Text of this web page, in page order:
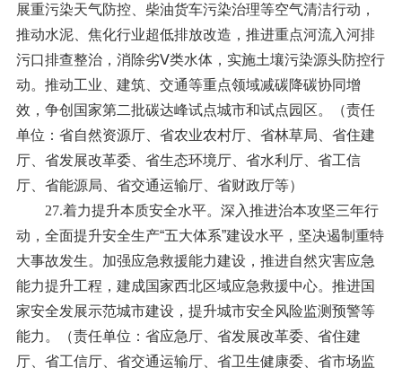
展重污染天气防控、柴油货车污染治理等空气清洁行动，
推动水泥、焦化行业超低排放改造，推进重点河流入河排
污口排查整治，消除劣Ⅴ类水体，实施土壤污染源头防控行
动。推动工业、建筑、交通等重点领域减碳降碳协同增
效，争创国家第二批碳达峰试点城市和试点园区。（责任
单位：省自然资源厅、省农业农村厅、省林草局、省住建
厅、省发展改革委、省生态环境厅、省水利厅、省工信
厅、省能源局、省交通运输厅、省财政厅等）
27.着力提升本质安全水平。 深入推进治本攻坚三年行
动，全面提升安全生产“五大体系”建设水平，坚决遏制重特
大事故发生。加强应急救援能力建设，推进自然灾害应急
能力提升工程，建成国家西北区域应急救援中心。推进国
家安全发展示范城市建设，提升城市安全风险监测预警等
能力。（责任单位：省应急厅、省发展改革委、省住建
厅、省工信厅、省交通运输厅、省卫生健康委、省市场监